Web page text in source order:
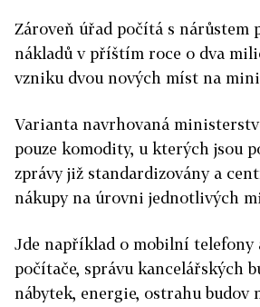
Zároveň úřad počítá s nárůstem
nákladů v příštím roce o dva
vzniku dvou nových míst na
Varianta navrhovaná
pouze komodity, u kterých jsou
zprávy již standardizovány a
nákupy na úrovni jednotlivých
Jde například o mobilní
počítače, správu kancelářských
nábytek, energie, ostrahu budov